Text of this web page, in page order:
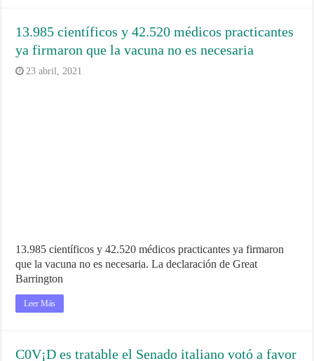
13.985 científicos y 42.520 médicos practicantes
ya firmaron que la vacuna no es necesaria
23 abril, 2021
13.985 científicos y 42.520 médicos practicantes ya firmaron
que la vacuna no es necesaria. La declaración de Great
Barrington
Leer Más
C0V¡D es tratable el Senado italiano votó a favor